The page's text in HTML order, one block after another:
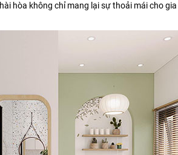
hòa không chỉ mang lại sự thoải mái cho